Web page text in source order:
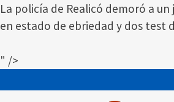
La policía de Realicó demoró a
en estado de ebriedad y dos test
" />
al